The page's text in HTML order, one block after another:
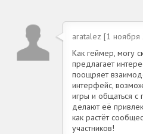
aratalez [1
Как геймер, могу
предлагает
поощряет
интерфейс,
игры и общаться с
делают её
как растёт
участников!